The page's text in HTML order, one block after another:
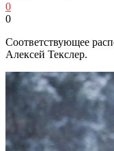
0
0
Соответствующее
Алексей Текслер.